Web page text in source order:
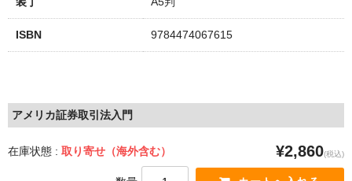
ISBN 9784474067615
アメリカ証券取引法入門
在庫状態 : 取り寄せ（海外含む） ¥2,860(税込)